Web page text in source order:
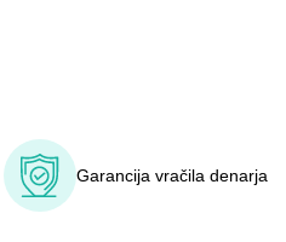
Garancija vračila denarja